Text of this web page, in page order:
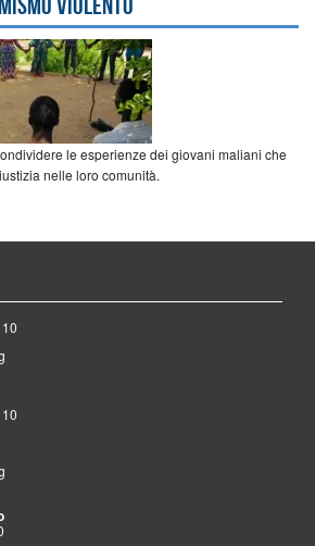
le esperienze dei giovani maliani che
nelle loro comunità.